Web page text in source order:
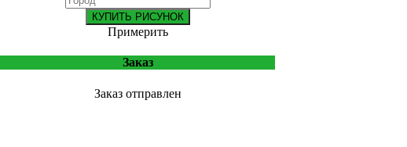
КУПИТЬ РИСУНОК
Примерить
Заказ
Заказ отправлен